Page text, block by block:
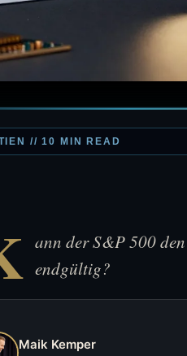
// 10 MIN READ
ann der S&P 500
endgültig?
Maik Kemper